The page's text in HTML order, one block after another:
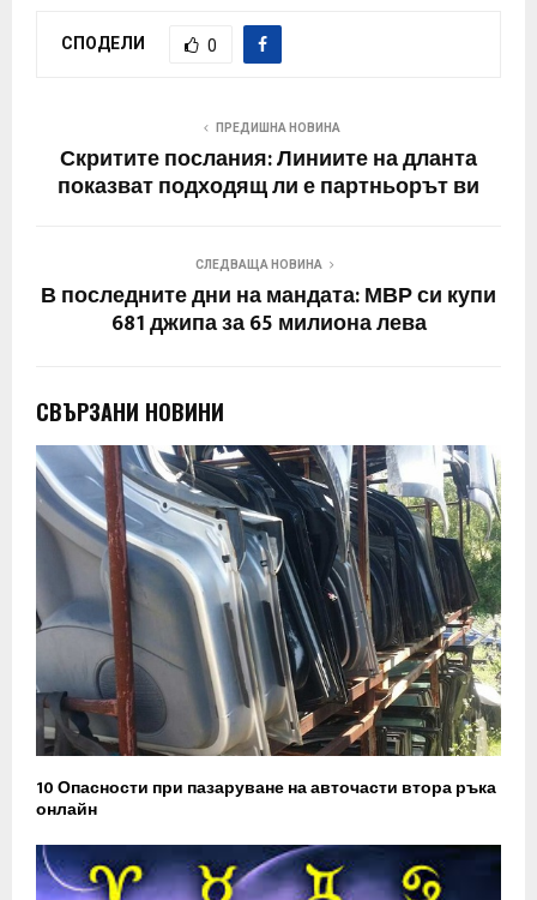
СПОДЕЛИ 0
ПРЕДИШНА НОВИНА
Скритите послания: Линиите на дланта
показват подходящ ли е партньорът ви
СЛЕДВАЩА НОВИНА
В последните дни на мандата: МВР си купи
681 джипа за 65 милиона лева
СВЪРЗАНИ НОВИНИ
10 Опасности при пазаруване на авточасти втора ръка
онлайн